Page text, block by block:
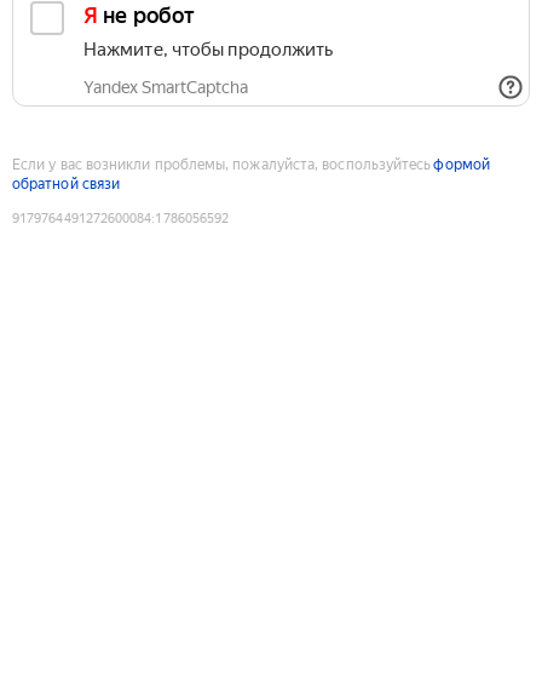
Я не робот
Нажмите, чтобы продолжить
Yandex SmartCaptcha
Если у вас возникли проблемы, пожалуйста, воспользуйтесьформой
обратной связи
9179764491272600084:1786056592